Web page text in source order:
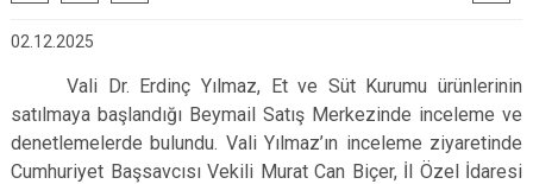
02.12.2025
Vali Dr. Erdinç Yılmaz, Et ve Süt Kurumu ürünlerinin
satılmaya başlandığı Beymail Satış Merkezinde inceleme ve
denetlemelerde bulundu. Vali Yılmaz’ın inceleme ziyaretinde
Cumhuriyet Başsavcısı Vekili Murat Can Biçer, İl Özel İdaresi